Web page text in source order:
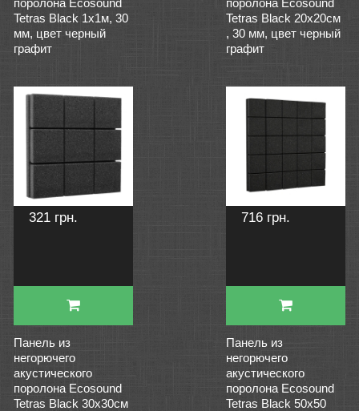
поролона Ecosound
Tetras Black 1х1м, 30
мм, цвет черный
графит
поролона Ecosound
Tetras Black 20х20см
, 30 мм, цвет черный
графит
321 грн.
Панель из
негорючего
акустического
поролона Ecosound
Tetras Black 30х30см
716 грн.
Панель из
негорючего
акустического
поролона Ecosound
Tetras Black 50х50